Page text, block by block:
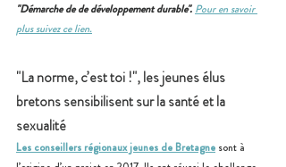
"Démarche de de développement durable". Pour en savoir
plus suivez ce lien.
"La norme, c’est toi !", les jeunes élus
bretons sensibilisent sur la santé et la
sexualité
Les conseillers régionaux jeunes de Bretagne sont à